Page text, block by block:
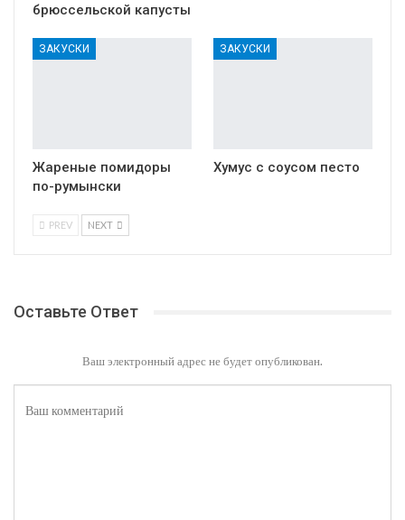
брюссельской капусты
ЗАКУСКИ
Жареные помидоры
по-румынски
ЗАКУСКИ
Хумус с соусом песто
PREV NEXT
Оставьте Ответ
Ваш электронный адрес не будет опубликован.